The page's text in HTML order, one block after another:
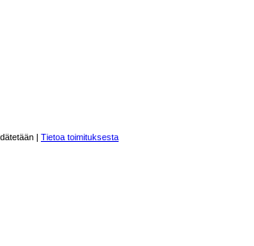
| Tietoa toimituksesta